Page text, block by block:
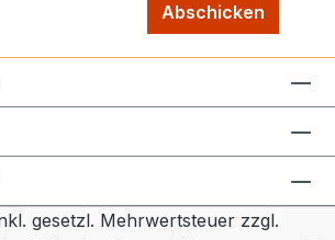
Abschicken
gesetzl. Mehrwertsteuer zzgl.